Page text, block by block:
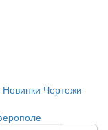
Новинки Чертежи